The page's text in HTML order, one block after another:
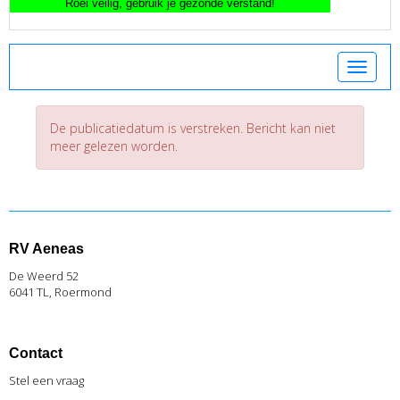
Toggle
De publicatiedatum is verstreken. Bericht kan niet
meer gelezen worden.
RV Aeneas
De Weerd 52
6041 TL, Roermond
Contact
Stel een vraag